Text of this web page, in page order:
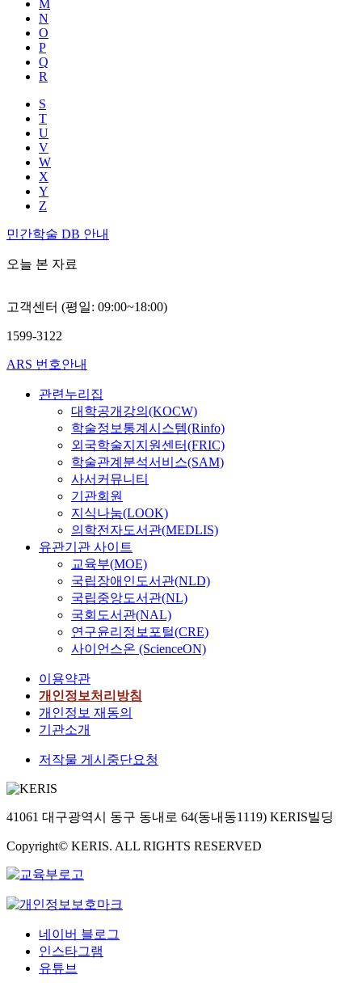
M
N
O
P
Q
R
S
T
U
V
W
X
Y
Z
민간학술 DB 안내
오늘 본 자료
고객센터 (평일: 09:00~18:00)
1599-3122
ARS 번호안내
관련누리집
대학공개강의(KOCW)
학술정보통계시스템(Rinfo)
외국학술지지원센터(FRIC)
학술관계분석서비스(SAM)
사서커뮤니티
기관회원
지식나눔(LOOK)
의학전자도서관(MEDLIS)
유관기관 사이트
교육부(MOE)
국립장애인도서관(NLD)
국립중앙도서관(NL)
국회도서관(NAL)
연구윤리정보포털(CRE)
사이언스온 (ScienceON)
이용약관
개인정보처리방침
개인정보 재동의
기관소개
저작물 게시중단요청
41061 대구광역시 동구 동내로 64(동내동1119) KERIS빌딩
Copyright© KERIS. ALL RIGHTS RESERVED
네이버 블로그
인스타그램
유튜브